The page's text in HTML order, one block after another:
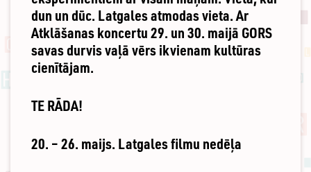
dun un dūc. Latgales atmodas vieta. Ar
Atklāšanas koncertu 29. un 30. maijā GORS
savas durvis vaļā vērs ikvienam kultūras
cienītājam.
TE RĀDA!
20. – 26. maijs. Latgales filmu nedēļa